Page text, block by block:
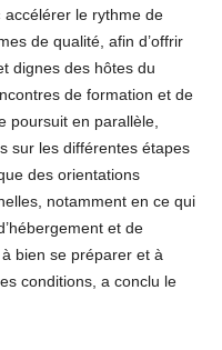
le rythme de
de qualité, afin d’offrir
dignes des hôtes du
de formation et de
poursuit en parallèle,
sur les différentes étapes
des orientations
notamment en ce qui
et de
bien se préparer et à
conditions, a conclu le